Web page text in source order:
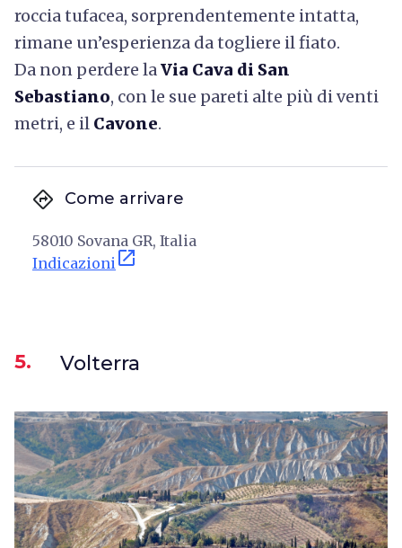
roccia tufacea, sorprendentemente intatta,
rimane un’esperienza da togliere il fiato.
Da non perdere laVia Cava di San
Sebastiano, con le sue pareti alte più di venti
metri, e il Cavone.
directions Come arrivare
58010 Sovana GR, Italia
Indicazioni open_in_new
5. Volterra